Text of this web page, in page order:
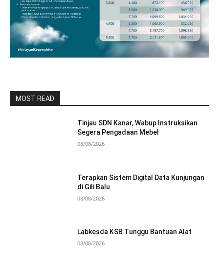
MOST READ
Tinjau SDN Kanar, Wabup Instruksikan
Segera Pengadaan Mebel
08/08/2026
Terapkan Sistem Digital Data Kunjungan
di Gili Balu
08/08/2026
Labkesda KSB Tunggu Bantuan Alat
08/08/2026